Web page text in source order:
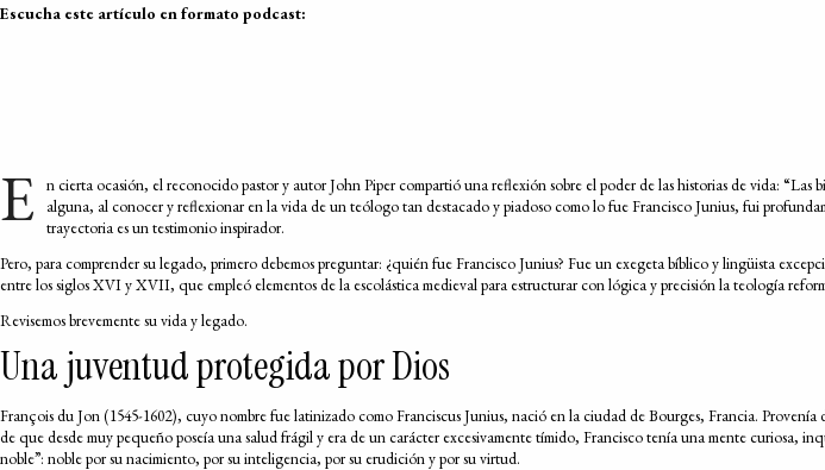
Escucha este artículo en formato podcast:
E
n cierta ocasión, el reconocido pastor y autor John Piper compartió una reflexión sobre el poder de las historias de vida:
alguna, al conocer y reflexionar en la vida de un teólogo tan destacado y piadoso como lo fue Francisco Junius, fui
trayectoria es un testimonio inspirador.
Pero, para comprender su legado, primero debemos preguntar: ¿quién fue Francisco Junius? Fue un exegeta bíblico y lingüista
entre los siglos XVI y XVII, que empleó elementos de la escolástica medieval para estructurar con lógica y precisión la teología
Revisemos brevemente su vida y legado.
Una juventud protegida por Dios
François du Jon (1545-1602), cuyo nombre fue latinizado como Franciscus Junius, nació en la ciudad de Bourges, Francia.
de que desde muy pequeño poseía una salud frágil y era de un carácter excesivamente tímido, Francisco tenía una mente
noble”: noble por su nacimiento, por su inteligencia, por su erudición y por su virtud.